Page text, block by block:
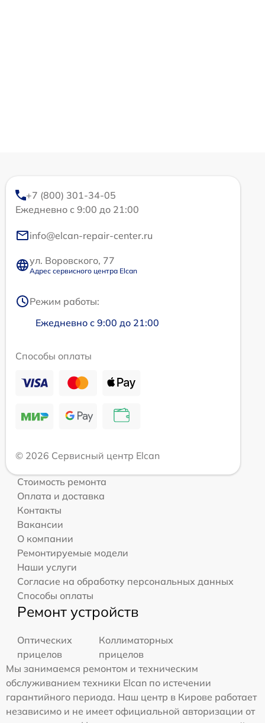
+7 (800) 301-34-05
Ежедневно с 9:00 до 21:00
info@elcan-repair-center.ru
ул. Воровского, 77
Адрес сервисного центра Elcan
Режим работы:
Ежедневно с 9:00 до 21:00
Способы оплаты
© 2026 Сервисный центр Elcan
Стоимость ремонта
Оплата и доставка
Контакты
Вакансии
О компании
Ремонтируемые модели
Наши услуги
Согласие на обработку персональных данных
Способы оплаты
Ремонт устройств
Оптических
прицелов
Коллиматорных
прицелов
Мы занимаемся ремонтом и техническим
обслуживанием техники Elcan по истечении
гарантийного периода. Наш центр в Кирове работает
независимо и не имеет официальной авторизации от